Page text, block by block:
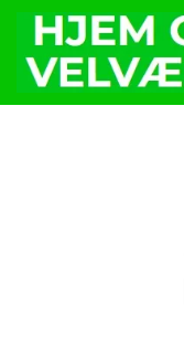
Skip
content